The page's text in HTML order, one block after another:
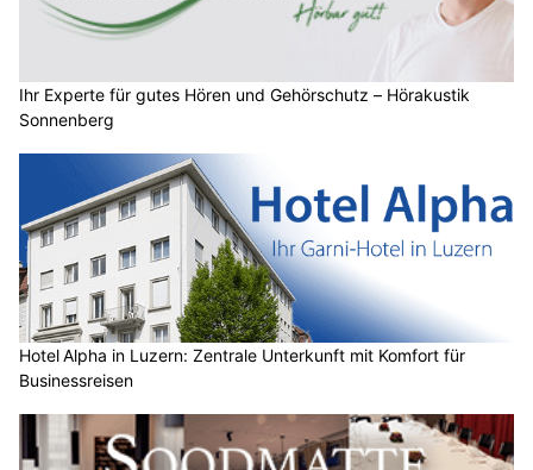
Ihr Experte für gutes Hören und Gehörschutz – Hörakustik
Sonnenberg
Hotel Alpha in Luzern: Zentrale Unterkunft mit Komfort für
Businessreisen